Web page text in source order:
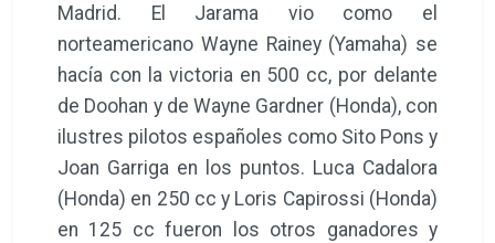
Madrid. El Jarama vio como el
norteamericano Wayne Rainey (Yamaha) se
hacía con la victoria en 500 cc, por delante
de Doohan y de Wayne Gardner (Honda), con
ilustres pilotos españoles como Sito Pons y
Joan Garriga en los puntos. Luca Cadalora
(Honda) en 250 cc y Loris Capirossi (Honda)
en 125 cc fueron los otros ganadores y